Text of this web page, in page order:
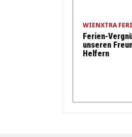
WIENXTRA
Ferien-
unseren
Helfern